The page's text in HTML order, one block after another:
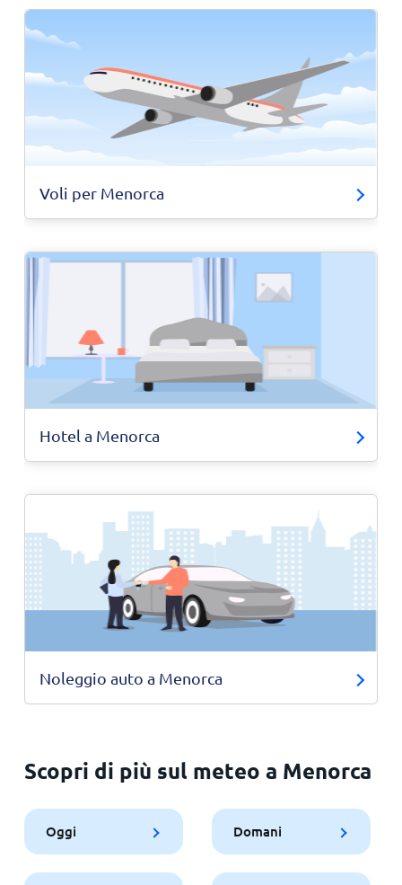
Voli per Menorca
Hotel a Menorca
Noleggio auto a Menorca
Scopri di più sul meteo a Menorca
Oggi Domani